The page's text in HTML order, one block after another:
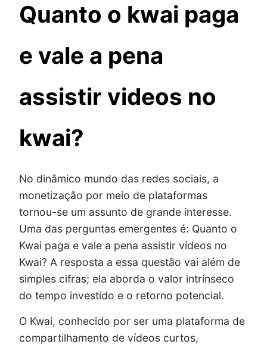
Quanto o kwai paga
e vale a pena
assistir videos no
kwai?
No dinâmico mundo das redes sociais, a
monetização por meio de plataformas
tornou-se um assunto de grande interesse.
Uma das perguntas emergentes é: Quanto o
Kwai paga e vale a pena assistir vídeos no
Kwai? A resposta a essa questão vai além de
simples cifras; ela aborda o valor intrínseco
do tempo investido e o retorno potencial.
O Kwai, conhecido por ser uma plataforma de
compartilhamento de vídeos curtos,